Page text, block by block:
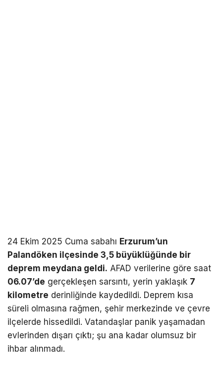
24 Ekim 2025 Cuma sabahı Erzurum’un
Palandöken ilçesinde 3,5 büyüklüğünde bir
deprem meydana geldi. AFAD verilerine göre saat
06.07’de gerçekleşen sarsıntı, yerin yaklaşık 7
kilometre derinliğinde kaydedildi. Deprem kısa
süreli olmasına rağmen, şehir merkezinde ve çevre
ilçelerde hissedildi. Vatandaşlar panik yaşamadan
evlerinden dışarı çıktı; şu ana kadar olumsuz bir
ihbar alınmadı.